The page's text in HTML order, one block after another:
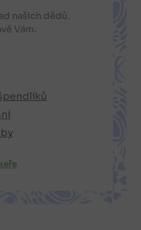
našich dědů.
Vám.